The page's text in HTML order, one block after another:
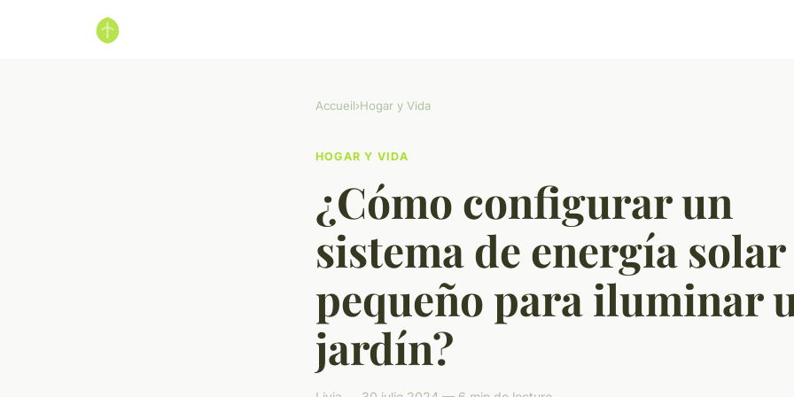
Accueil›Hogar y Vida
HOGAR Y VIDA
¿Cómo configurar un
sistema de energía solar
pequeño para iluminar
jardín?